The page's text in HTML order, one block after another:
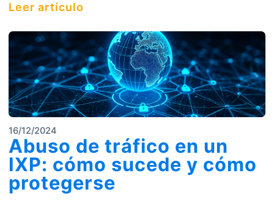
Leer artículo
16/12/2024
Abuso de tráfico en un
IXP: cómo sucede y cómo
protegerse